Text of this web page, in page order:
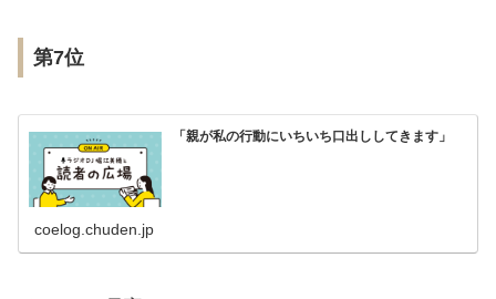
第7位
「親が私の行動にいちいち口出ししてきます」
coelog.chuden.jp